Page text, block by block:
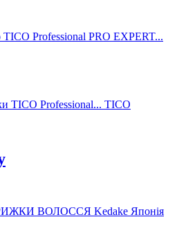
Professional PRO EXPERT...
TICO Professional... TICO
ВОЛОССЯ Kedake Японія